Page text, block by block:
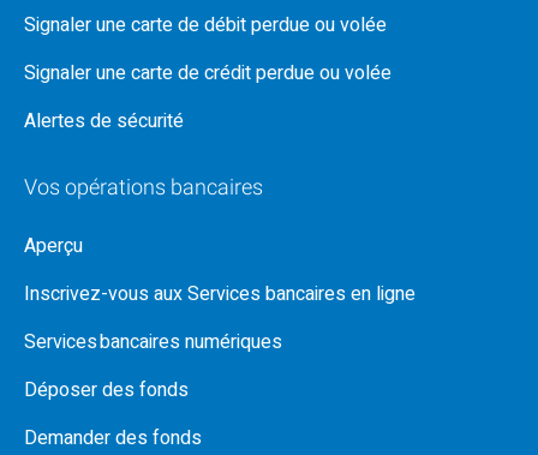
Signaler une carte de débit perdue ou volée
Signaler une carte de crédit perdue ou volée
Alertes de sécurité
Vos opérations bancaires
Aperçu
Inscrivez-vous aux Services bancaires en ligne
Services bancaires numériques
Déposer des fonds
Demander des fonds